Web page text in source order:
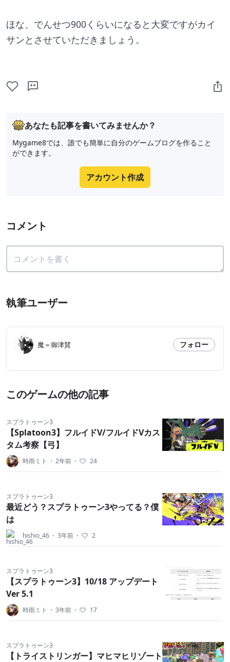
ほな、でんせつ900くらいになると大変ですがカイ
サンとさせていただきましょう。
あなたも記事を書いてみませんか？
Mygame8では、誰でも簡単に自分のゲームブログを作ること
ができます。
アカウント作成
コメント
執筆ユーザー
魔＝御津賛 フォロー
このゲームの他の記事
スプラトゥーン3
【Splatoon3】フルイドV/フルイドVカス
タム考察【弓】
時雨ミト ・ 2年前 ・ 24
スプラトゥーン3
最近どう？スプラトゥーン3やってる？僕
は
hishio_46 ・ 3年前 ・ 2
スプラトゥーン3
【スプラトゥーン3】10/18 アップデート
Ver 5.1
時雨ミト ・ 3年前 ・ 17
スプラトゥーン3
【トライストリンガー】マヒマヒリゾート